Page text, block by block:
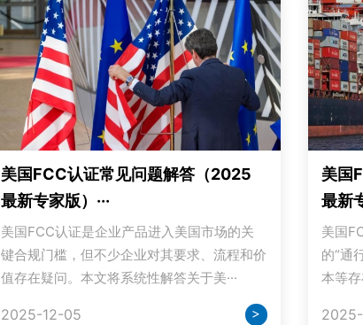
美国FCC认证常见问题解答（2025
最新专家版）···
美国FCC认证是企业产品进入美国市场的关
键合规门槛，但不少企业对其要求、流程和价
值存在疑问。本文将系统性解答关于美···
2025-12-05 >
美国
最新
美国
的“通
本等存